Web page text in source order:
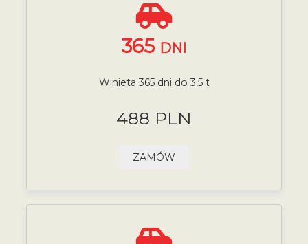
365 DNI
Winieta 365 dni do 3,5 t
488 PLN
ZAMÓW